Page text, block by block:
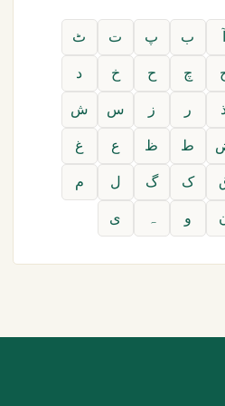
آ ب پ ت
ٹ
چ ح خ
د
ر ز س
ش
ط ظ ع
غ
ک گ ل
م
و ہ ی